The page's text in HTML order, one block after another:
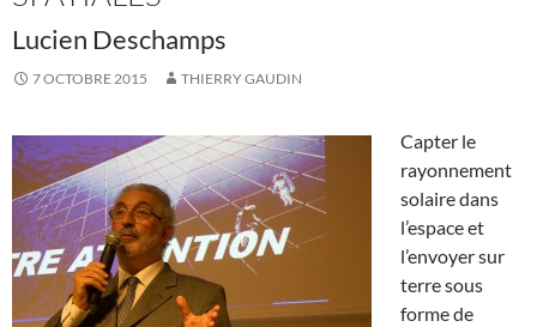
Lucien Deschamps
7 OCTOBRE 2015 THIERRY GAUDIN
Capter le
rayonnement
solaire dans
l’espace et
l’envoyer sur
terre sous
forme de